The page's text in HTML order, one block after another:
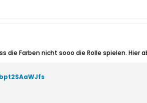
Farben nicht sooo die Rolle spielen. Hier